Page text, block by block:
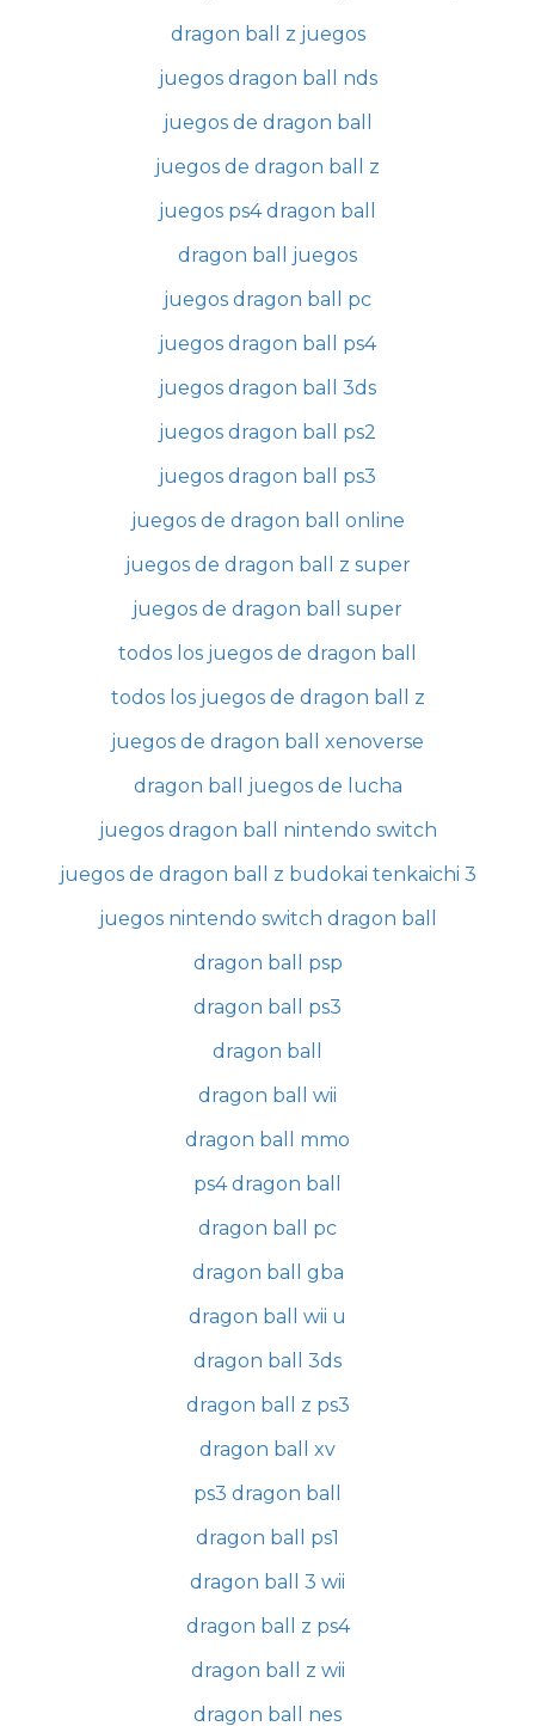
dragon ball z juegos
juegos dragon ball nds
juegos de dragon ball
juegos de dragon ball z
juegos ps4 dragon ball
dragon ball juegos
juegos dragon ball pc
juegos dragon ball ps4
juegos dragon ball 3ds
juegos dragon ball ps2
juegos dragon ball ps3
juegos de dragon ball online
juegos de dragon ball z super
juegos de dragon ball super
todos los juegos de dragon ball
todos los juegos de dragon ball z
juegos de dragon ball xenoverse
dragon ball juegos de lucha
juegos dragon ball nintendo switch
juegos de dragon ball z budokai tenkaichi 3
juegos nintendo switch dragon ball
dragon ball psp
dragon ball ps3
dragon ball
dragon ball wii
dragon ball mmo
ps4 dragon ball
dragon ball pc
dragon ball gba
dragon ball wii u
dragon ball 3ds
dragon ball z ps3
dragon ball xv
ps3 dragon ball
dragon ball ps1
dragon ball 3 wii
dragon ball z ps4
dragon ball z wii
dragon ball nes